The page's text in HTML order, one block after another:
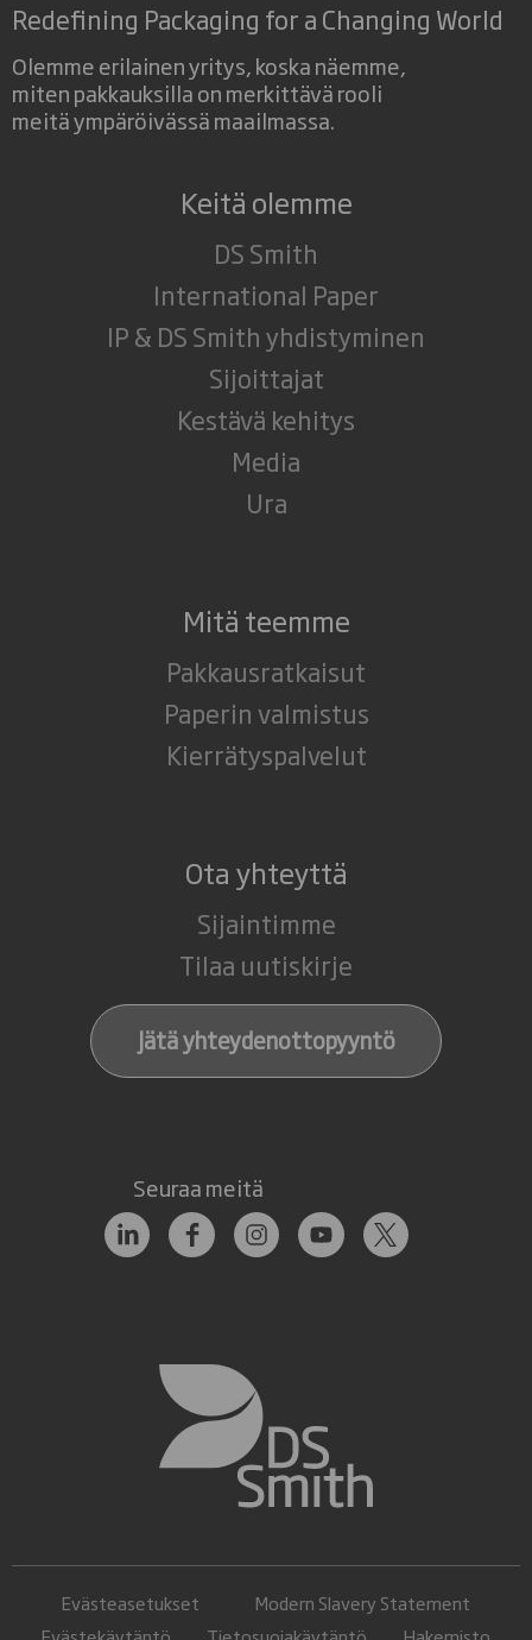
Redefining Packaging for a Changing World
Olemme erilainen yritys, koska näemme,
miten pakkauksilla on merkittävä rooli
meitä ympäröivässä maailmassa.
Keitä olemme
DS Smith
International Paper
IP & DS Smith yhdistyminen
Sijoittajat
Kestävä kehitys
Media
Ura
Mitä teemme
Pakkausratkaisut
Paperin valmistus
Kierrätyspalvelut
Ota yhteyttä
Sijaintimme
Tilaa uutiskirje
Jätä yhteydenottopyyntö
Seuraa meitä
Evästeasetukset
Modern Slavery Statement